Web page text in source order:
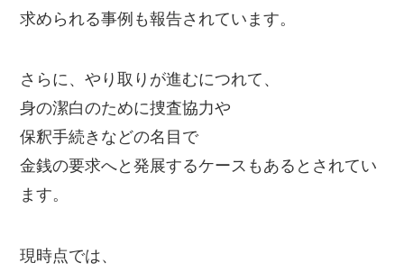
求められる事例も報告されています。
さらに、やり取りが進むにつれて、
身の潔白のために捜査協力や
保釈手続きなどの名目で
金銭の要求へと発展するケースもあるとされてい
ます。
現時点では、